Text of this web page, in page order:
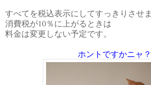
すべてを税込表示にしてすっきりさせま
消費税が10％に上がるときは
料金は変更しない予定です。
ホントですかニャ？